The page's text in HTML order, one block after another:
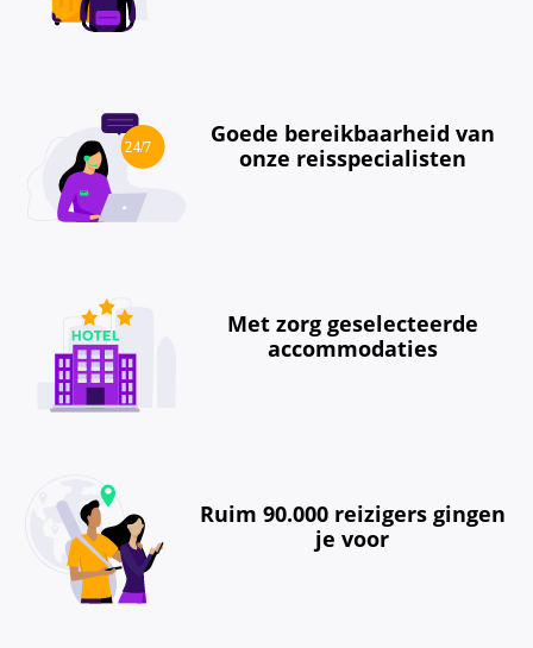
Goede bereikbaarheid van
onze reisspecialisten
Met zorg geselecteerde
accommodaties
Ruim 90.000 reizigers gingen
je voor